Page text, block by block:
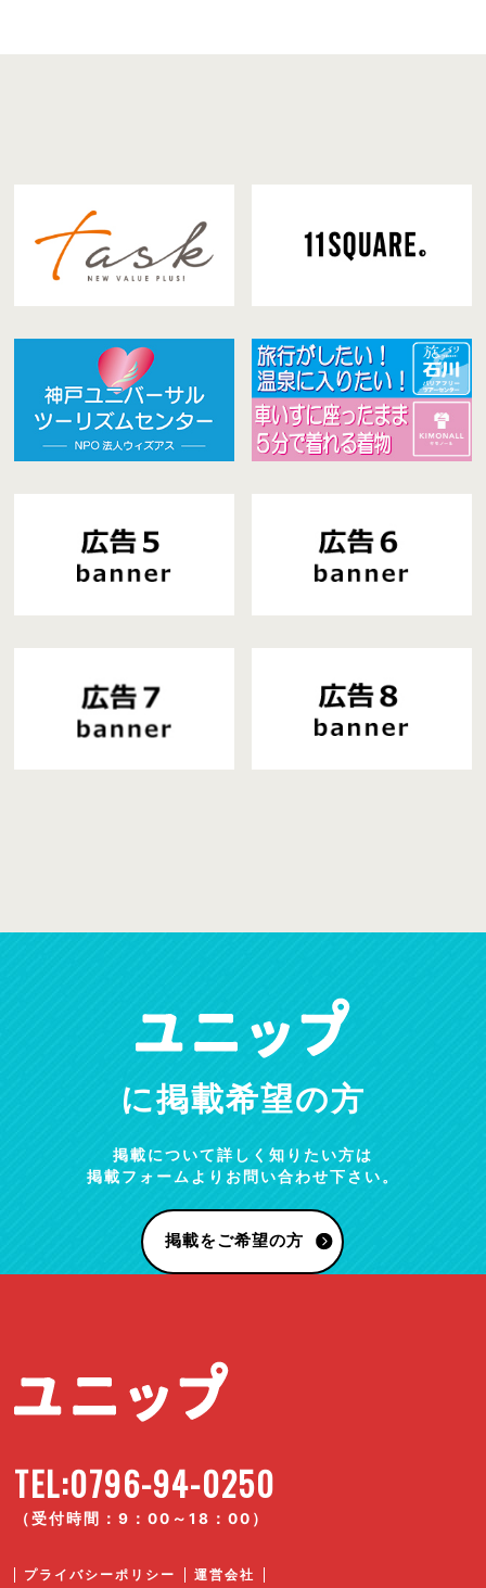
に掲載希望の方
掲載について詳しく知りたい方は
掲載フォームよりお問い合わせ下さい。
掲載をご希望の方
TEL:0796-94-0250
（受付時間：9：00～18：00）
プライバシーポリシー 運営会社